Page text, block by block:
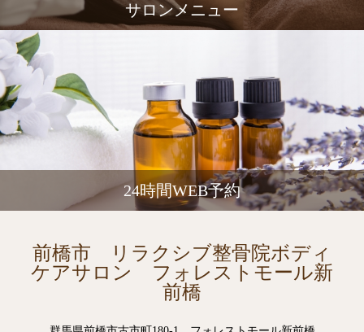
サロンメニュー
24時間WEB予約
前橋市 リラクシブ整骨院ボディ
ケアサロン フォレストモール新
前橋